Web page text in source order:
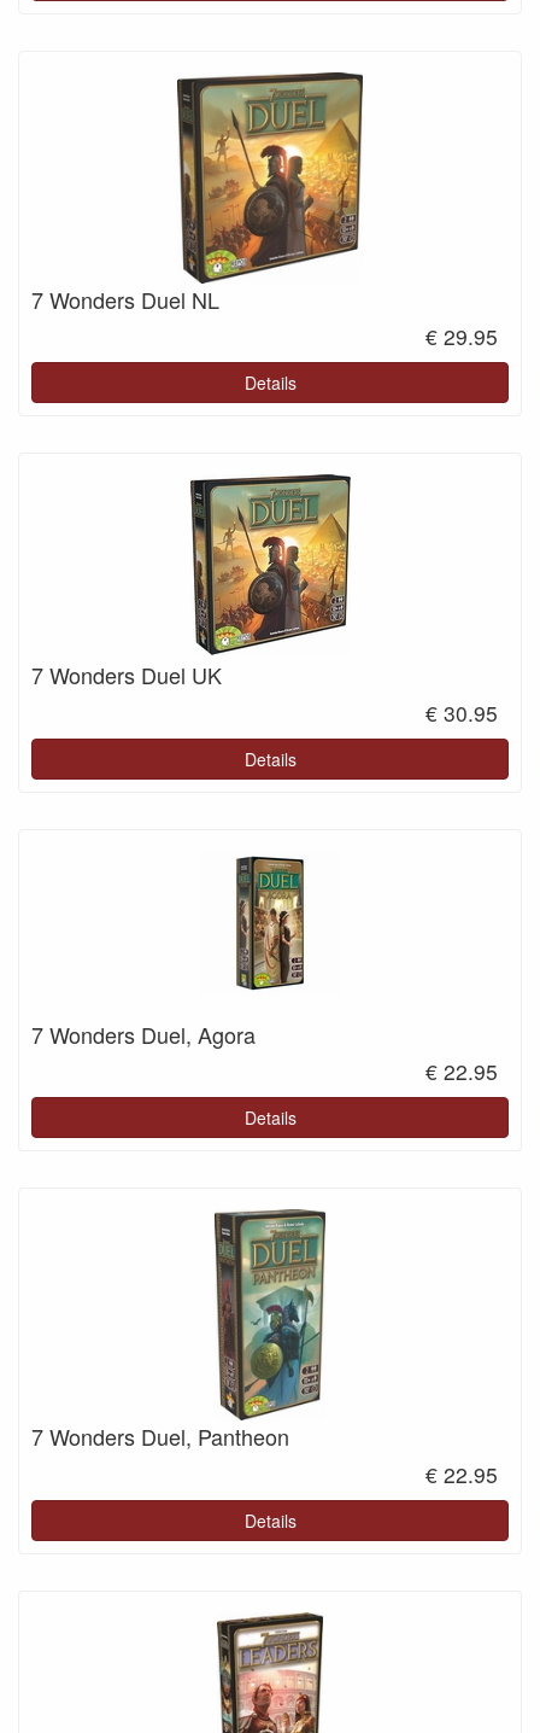
7 Wonders Duel NL
€ 29.95
Details
7 Wonders Duel UK
€ 30.95
Details
7 Wonders Duel, Agora
€ 22.95
Details
7 Wonders Duel, Pantheon
€ 22.95
Details